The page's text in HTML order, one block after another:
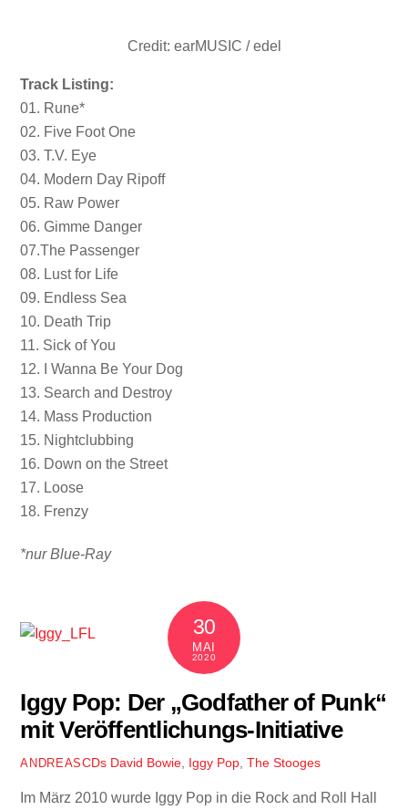
Credit: earMUSIC / edel
Track Listing:
01. Rune*
02. Five Foot One
03. T.V. Eye
04. Modern Day Ripoff
05. Raw Power
06. Gimme Danger
07.The Passenger
08. Lust for Life
09. Endless Sea
10. Death Trip
11. Sick of You
12. I Wanna Be Your Dog
13. Search and Destroy
14. Mass Production
15. Nightclubbing
16. Down on the Street
17. Loose
18. Frenzy
*nur Blue-Ray
30
MAI
2020
Iggy Pop: Der „Godfather of Punk“
mit Veröffentlichungs-Initiative
ANDREASCDs David Bowie, Iggy Pop, The Stooges
Im März 2010 wurde Iggy Pop in die Rock and Roll Hall